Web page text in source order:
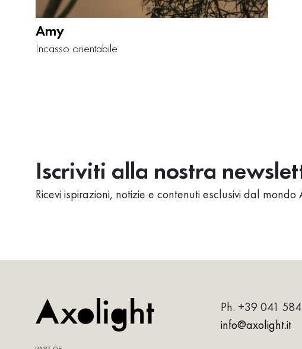
Amy
Incasso orientabile
Iscriviti alla nostra
Ricevi ispirazioni, notizie e contenuti esclusivi dal mondo
Ph. +39 041
info@axolight.it